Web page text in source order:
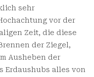
sehr
vor der
Zeit, die diese
der Ziegel,
Ausheben der
Erdaushubs alles von